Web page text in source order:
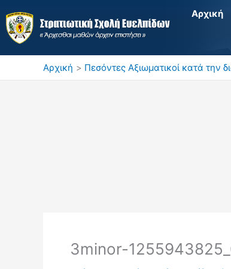
στο
περιεχόμενο
Αρχική
Αρχική Πεσόντες Αξιωματικοί κατά την
3minor-